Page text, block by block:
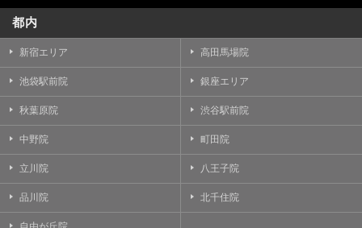
都内
新宿エリア 高田馬場院
池袋駅前院 銀座エリア
秋葉原院 渋谷駅前院
中野院 町田院
立川院 八王子院
品川院 北千住院